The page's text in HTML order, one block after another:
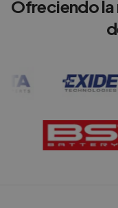
Ofreciendo la